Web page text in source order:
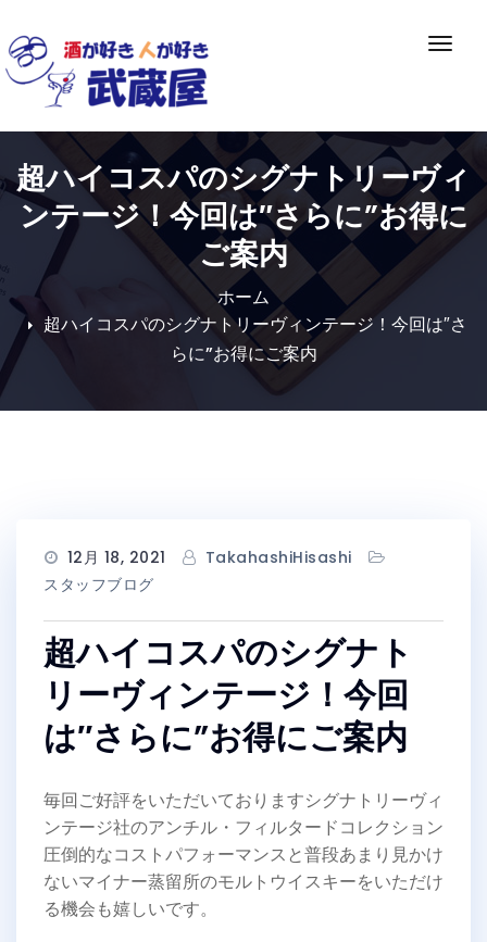
to
content
ナ
ー
シ
ョ
ン
切
り
超ハイコスパのシグナトリーヴィ
ンテージ！今回は″さらに”お得に
ご案内
ホーム
超ハイコスパのシグナトリーヴィンテージ！今回は″さ
らに”お得にご案内
12月 18, 2021
TakahashiHisashi
スタッフブログ
超ハイコスパのシグナト
リーヴィンテージ！今回
は″さらに”お得にご案内
毎回ご好評をいただいておりますシグナトリーヴィ
ンテージ社のアンチル・フィルタードコレクション
圧倒的なコストパフォーマンスと普段あまり見かけ
ないマイナー蒸留所のモルトウイスキーをいただけ
る機会も嬉しいです。